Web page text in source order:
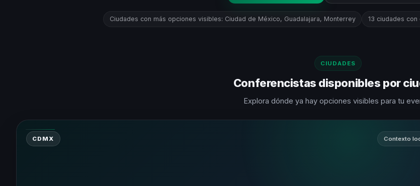
Ciudades con más opciones visibles: Ciudad de México, Guadalajara, Monterrey 13 ciudades
CIUDADES
Conferencistas disponibles por
Explora dónde ya hay opciones visibles para tu
CDMX Contexto